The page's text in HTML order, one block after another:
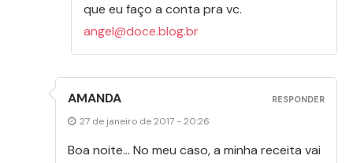
que eu faço a conta pra vc.
angel@doce.blog.br
AMANDA
27 de janeiro de 2017 - 20:26
Boa noite… No meu caso, a minha receita vai
RESPONDER